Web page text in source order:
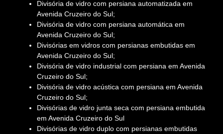
Divisória de vidro com persiana automatizada em
Avenida Cruzeiro do Sul;
Divisória de vidro com persiana automática em
Avenida Cruzeiro do Sul;
Divisórias em vidros com persianas embutidas em
Avenida Cruzeiro do Sul;
Divisória de vidro industrial com persiana em Avenida
Cruzeiro do Sul;
Divisória de vidro acústica com persiana em Avenida
Cruzeiro do Sul;
Divisórias de vidro junta seca com persiana embutida
em Avenida Cruzeiro do Sul
Divisórias de vidro duplo com persianas embutidas